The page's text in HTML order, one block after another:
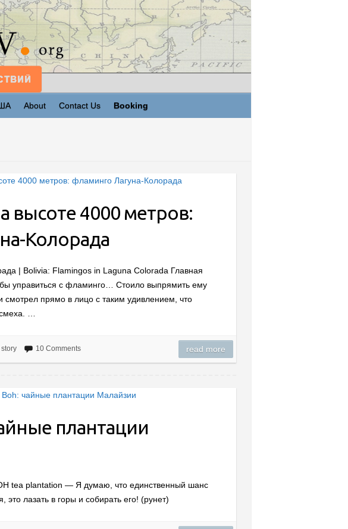
About Contact Us Booking
высоте 4000 метров:
Колорада
| Bolivia: Flamingos in Laguna Colorada Главная
управиться с фламинго… Стоило выпрямить ему
смотрел прямо в лицо с таким удивлением, что
…
10 Comments read more
плантации
tea plantation — Я думаю, что единственный шанс
лазать в горы и собирать его! (рунет)